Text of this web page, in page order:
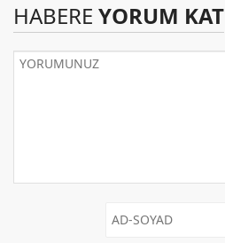
HABERE YORUM KAT